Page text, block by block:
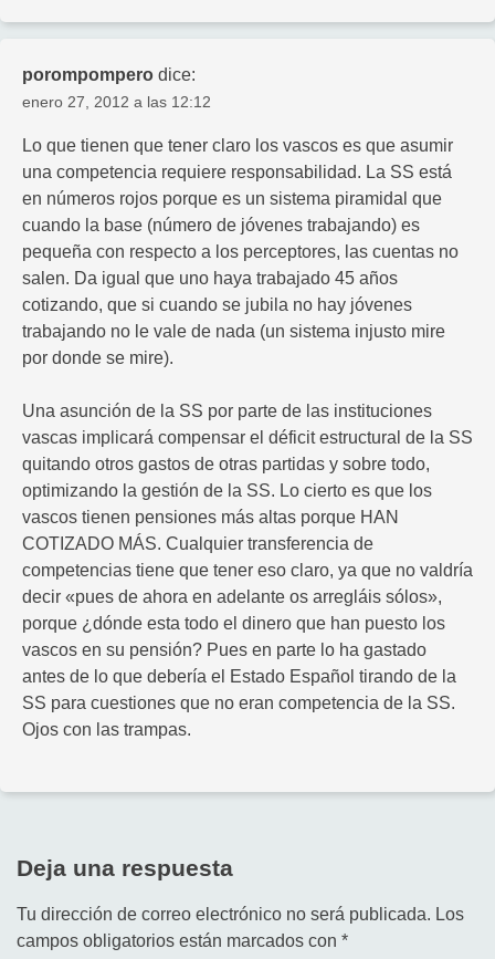
porompompero dice:
enero 27, 2012 a las 12:12
Lo que tienen que tener claro los vascos es que asumir
una competencia requiere responsabilidad. La SS está
en números rojos porque es un sistema piramidal que
cuando la base (número de jóvenes trabajando) es
pequeña con respecto a los perceptores, las cuentas no
salen. Da igual que uno haya trabajado 45 años
cotizando, que si cuando se jubila no hay jóvenes
trabajando no le vale de nada (un sistema injusto mire
por donde se mire).
Una asunción de la SS por parte de las instituciones
vascas implicará compensar el déficit estructural de la SS
quitando otros gastos de otras partidas y sobre todo,
optimizando la gestión de la SS. Lo cierto es que los
vascos tienen pensiones más altas porque HAN
COTIZADO MÁS. Cualquier transferencia de
competencias tiene que tener eso claro, ya que no valdría
decir «pues de ahora en adelante os arregláis sólos»,
porque ¿dónde esta todo el dinero que han puesto los
vascos en su pensión? Pues en parte lo ha gastado
antes de lo que debería el Estado Español tirando de la
SS para cuestiones que no eran competencia de la SS.
Ojos con las trampas.
Deja una respuesta
Tu dirección de correo electrónico no será publicada. Los
campos obligatorios están marcados con *